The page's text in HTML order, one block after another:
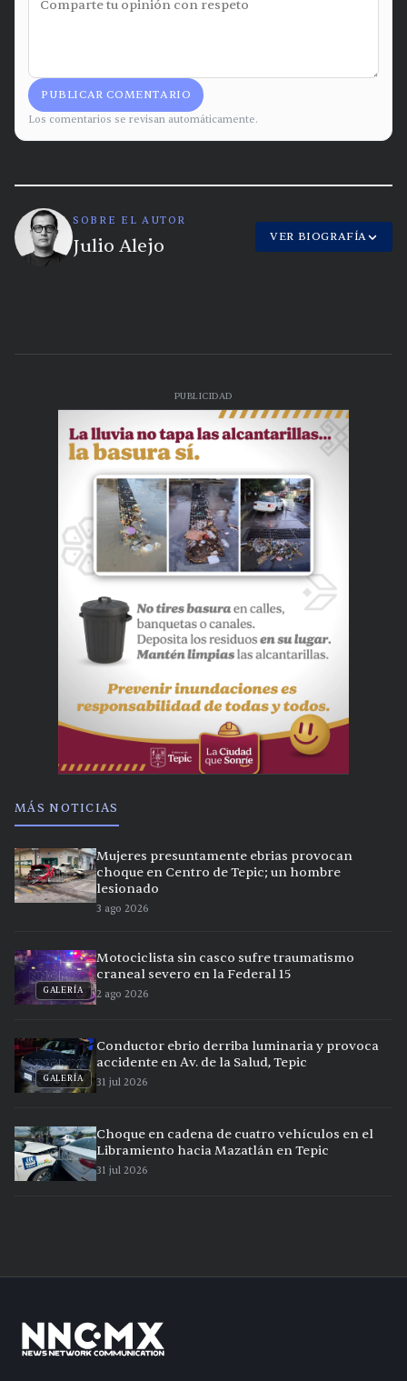
PUBLICAR COMENTARIO
Los comentarios se revisan automáticamente.
SOBRE EL AUTOR
Julio Alejo VER BIOGRAFÍA
PUBLICIDAD
MÁS NOTICIAS
Mujeres presuntamente ebrias provocan
choque en Centro de Tepic; un hombre
lesionado
3 ago 2026
GALERÍA
Motociclista sin casco sufre traumatismo
craneal severo en la Federal 15
2 ago 2026
GALERÍA
Conductor ebrio derriba luminaria y provoca
accidente en Av. de la Salud, Tepic
31 jul 2026
Choque en cadena de cuatro vehículos en el
Libramiento hacia Mazatlán en Tepic
31 jul 2026